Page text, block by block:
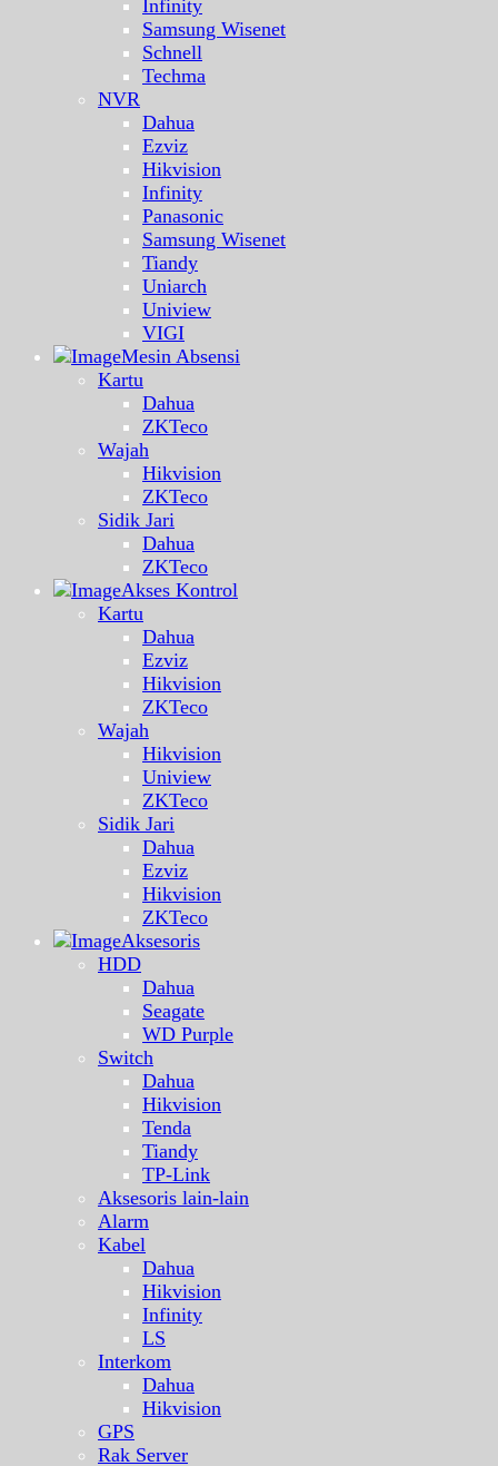
Infinity
Samsung Wisenet
Schnell
Techma
NVR
Dahua
Ezviz
Hikvision
Infinity
Panasonic
Samsung Wisenet
Tiandy
Uniarch
Uniview
VIGI
Mesin Absensi
Kartu
Dahua
ZKTeco
Wajah
Hikvision
ZKTeco
Sidik Jari
Dahua
ZKTeco
Akses Kontrol
Kartu
Dahua
Ezviz
Hikvision
ZKTeco
Wajah
Hikvision
Uniview
ZKTeco
Sidik Jari
Dahua
Ezviz
Hikvision
ZKTeco
Aksesoris
HDD
Dahua
Seagate
WD Purple
Switch
Dahua
Hikvision
Tenda
Tiandy
TP-Link
Aksesoris lain-lain
Alarm
Kabel
Dahua
Hikvision
Infinity
LS
Interkom
Dahua
Hikvision
GPS
Rak Server